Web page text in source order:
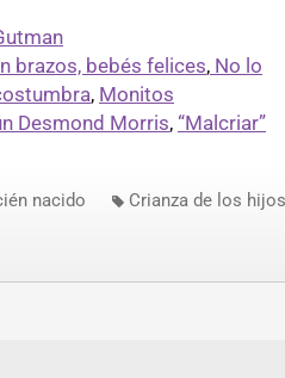
brazos, bebés felices, No lo
, Monitos
Desmond Morris, “Malcriar”
nacido Crianza de los hijos